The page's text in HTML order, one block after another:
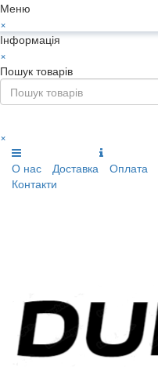
Меню
×
Інформація
×
Пошук товарів
×
О нас
Доставка Оплата
Контакти